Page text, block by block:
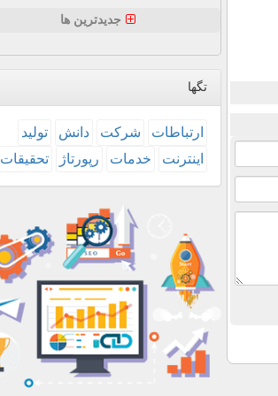
جدیدترین ها
تگها
ارتباطات شركت دانش
تولید
اینترنت
خدمات رپورتاژ تحقیقات